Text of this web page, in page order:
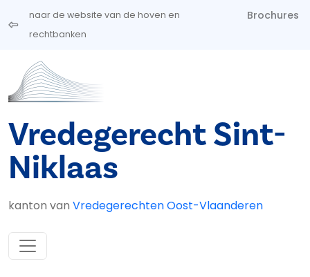
Overslaan en naar de inhoud gaan
naar de website van de hoven en
rechtbanken
Brochures
Vredegerecht Sint-
Niklaas
kanton van Vredegerechten Oost-Vlaanderen